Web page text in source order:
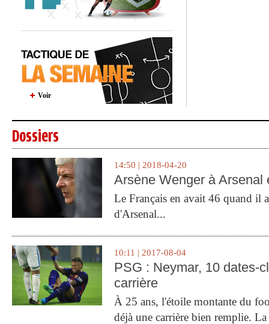
Voir
Dossiers
14:50 | 2018-04-20
Arsène Wenger à Arsenal
Le Français en avait 46 quand il
d'Arsenal...
10:11 | 2017-08-04
PSG : Neymar, 10 dates-
carrière
À 25 ans, l'étoile montante du
déjà une carrière bien remplie.